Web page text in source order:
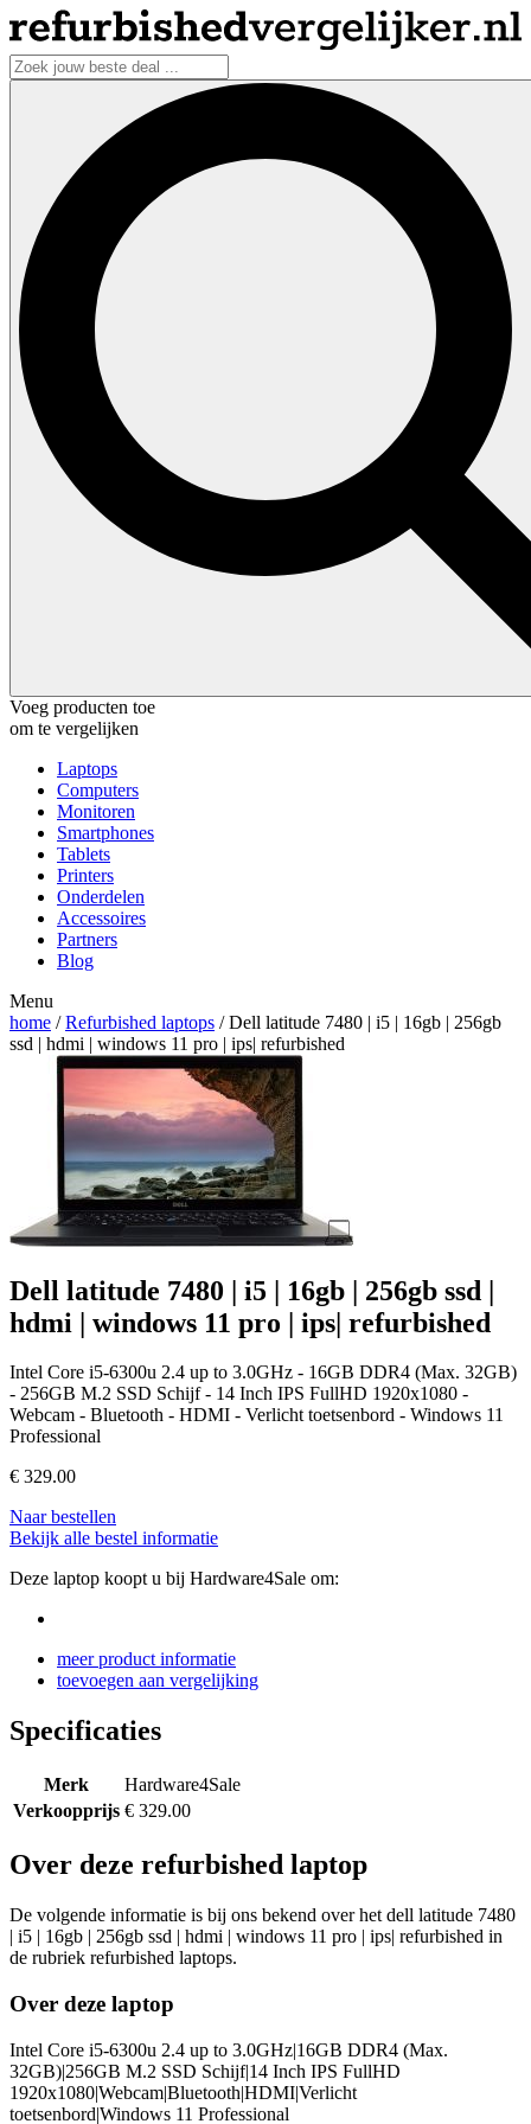
Voeg producten toe
om te vergelijken
Laptops
Computers
Monitoren
Smartphones
Tablets
Printers
Onderdelen
Accessoires
Partners
Blog
Menu
home /Refurbished laptops / Dell latitude 7480 | i5 | 16gb | 256gb
ssd | hdmi | windows 11 pro | ips| refurbished
Dell latitude 7480 | i5 | 16gb | 256gb ssd |
hdmi | windows 11 pro | ips| refurbished
Intel Core i5-6300u 2.4 up to 3.0GHz - 16GB DDR4 (Max. 32GB)
- 256GB M.2 SSD Schijf - 14 Inch IPS FullHD 1920x1080 -
Webcam - Bluetooth - HDMI - Verlicht toetsenbord - Windows 11
Professional
€ 329.00
Naar bestellen
Bekijk alle bestel informatie
Deze laptop koopt u bij Hardware4Sale om:
meer product informatie
toevoegen aan vergelijking
Specificaties
Merk
Hardware4Sale
Verkoopprijs € 329.00
Over deze refurbished laptop
De volgende informatie is bij ons bekend over het dell latitude 7480
| i5 | 16gb | 256gb ssd | hdmi | windows 11 pro | ips| refurbished in
de rubriek refurbished laptops.
Over deze laptop
Intel Core i5-6300u 2.4 up to 3.0GHz|16GB DDR4 (Max.
32GB)|256GB M.2 SSD Schijf|14 Inch IPS FullHD
1920x1080|Webcam|Bluetooth|HDMI|Verlicht
toetsenbord|Windows 11 Professional